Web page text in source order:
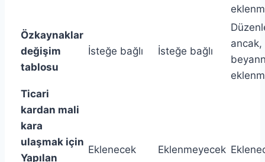
Özkaynaklar
değişim
tablosu
İsteğe bağlı İsteğe bağlı
ancak,
Ticari
kardan mali
kara
ulaşmak için
Yapılan
Eklenecek Eklenmeyecek